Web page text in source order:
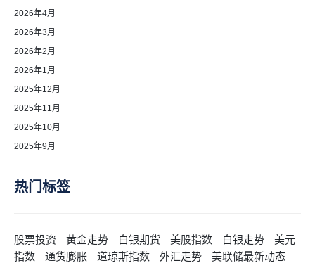
2026年4月
2026年3月
2026年2月
2026年1月
2025年12月
2025年11月
2025年10月
2025年9月
热门标签
股票投资 黄金走势 白银期货 美股指数 白银走势
美元
指数
通货膨胀 道琼斯指数 外汇走势
美联储最新动态